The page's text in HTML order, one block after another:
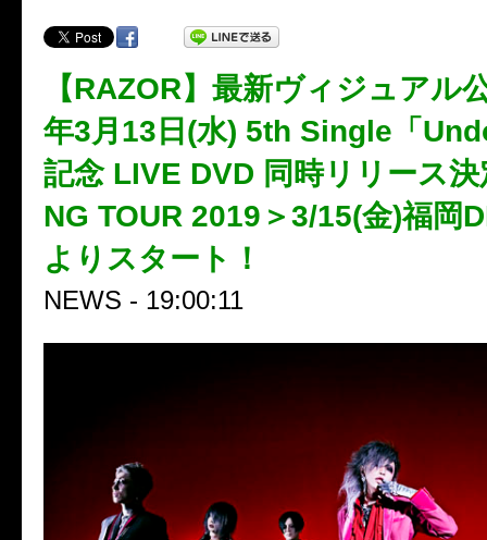
【RAZOR】最新ヴィジュアル
年3月13日(水) 5th Single「
記念 LIVE DVD 同時リリース
NG TOUR 2019＞3/15(金)福岡
よりスタート！
NEWS - 19:00:11